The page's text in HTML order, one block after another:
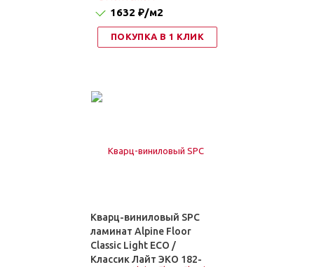
1632 ₽/м2
ПОКУПКА В 1 КЛИК
Кварц-виниловый SPC
ламинат Alpine Floor
Classic Light ЕСО /
Классик Лайт ЭКО 182-